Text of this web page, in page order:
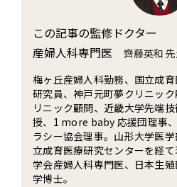
この記事の監修ドクター
産婦人科専門医 齊藤英和
梅ヶ丘産婦人科勤務、国立成
研究員、神戸元町夢クリニッ
リニック顧問、近畿大学先端
授、1 more baby 応援団理事
ラシー協会理事。山形大学医
立成育医療研究センターを経
学会産婦人科専門医、日本生
学博士。